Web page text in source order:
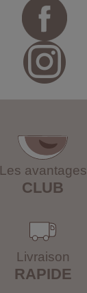
Les avantages
CLUB
Livraison
RAPIDE